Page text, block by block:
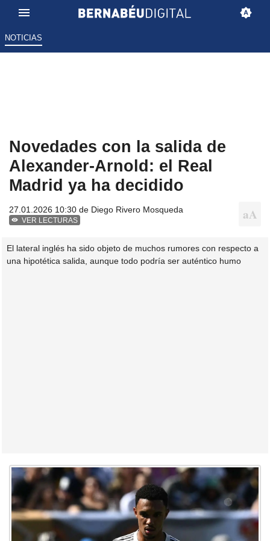
NOTICIAS
Novedades con la salida de
Alexander-Arnold: el Real
Madrid ya ha decidido
27.01.2026 10:30 de Diego Rivero Mosqueda
VER LECTURAS
El lateral inglés ha sido objeto de muchos rumores con respecto a
una hipotética salida, aunque todo podría ser auténtico humo